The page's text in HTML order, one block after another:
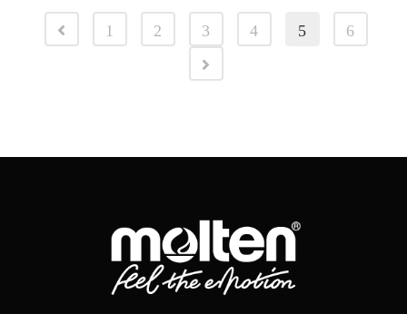
1 2 3 4 5 6